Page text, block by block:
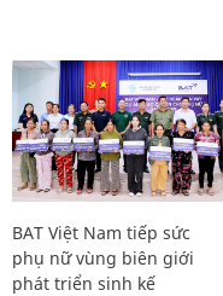
BAT Việt Nam tiếp sức
phụ nữ vùng biên giới
phát triển sinh kế